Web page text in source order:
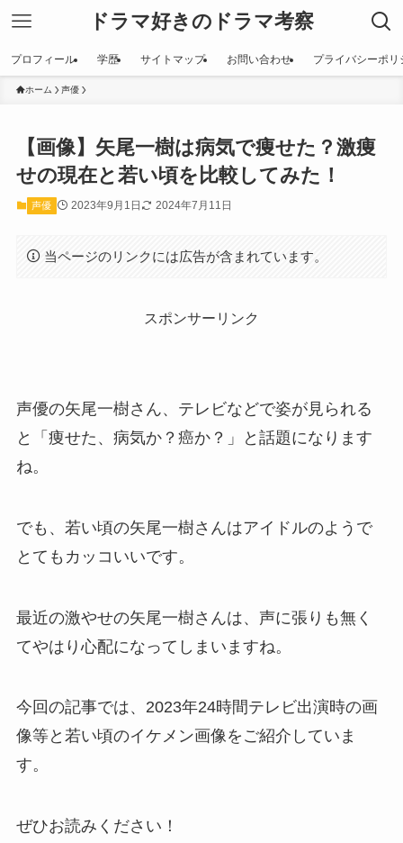
ドラマ好きのドラマ考察
プロフィール 学歴 サイトマップ お問い合わせ プライバシーポ
ホーム 声優
【画像】矢尾一樹は病気で痩せた？激痩
せの現在と若い頃を比較してみた！
声優 2023年9月1日 2024年7月11日
当ページのリンクには広告が含まれています。
スポンサーリンク
声優の矢尾一樹さん、テレビなどで姿が見られる
と「痩せた、病気か？癌か？」と話題になります
ね。
でも、若い頃の矢尾一樹さんはアイドルのようで
とてもカッコいいです。
最近の激やせの矢尾一樹さんは、声に張りも無く
てやはり心配になってしまいますね。
今回の記事では、2023年24時間テレビ出演時の画
像等と若い頃のイケメン画像をご紹介していま
す。
ぜひお読みください！